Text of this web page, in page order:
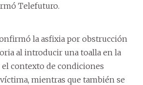
Telefuturo.
la asfixia por obstrucción
al introducir una toalla en la
el contexto de condiciones
mientras que también se